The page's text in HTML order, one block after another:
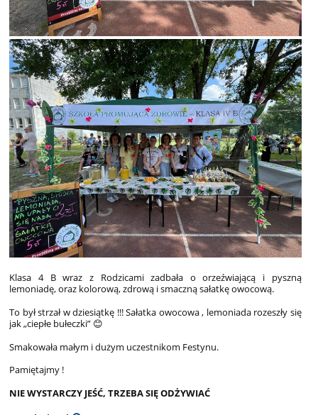
Klasa 4 B wraz z Rodzicami zadbała o orzeźwiającą i pyszną
lemoniadę, oraz kolorową, zdrową i smaczną sałatkę owocową.
To był strzał w dziesiątkę !!! Sałatka owocowa , lemoniada rozeszły się
jak „ciepłe bułeczki” 😊
Smakowała małym i dużym uczestnikom Festynu.
Pamiętajmy !
NIE WYSTARCZY JEŚĆ, TRZEBA SIĘ ODŻYWIAĆ